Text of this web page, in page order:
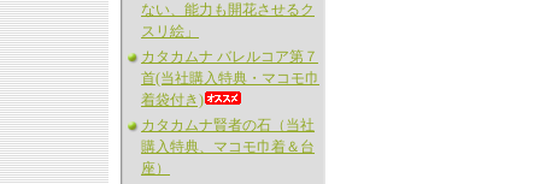
ない、能力も開花させるク
スリ絵」
カタカムナ バレルコア第７
首(当社購入特典・マコモ巾
着袋付き)
カタカムナ賢者の石（当社
購入特典、マコモ巾着＆台
座）